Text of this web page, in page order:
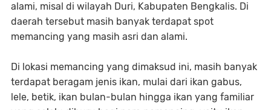
alami, misal di wilayah Duri, Kabupaten Bengkalis. Di
daerah tersebut masih banyak terdapat spot
memancing yang masih asri dan alami.
Di lokasi memancing yang dimaksud ini, masih banyak
terdapat beragam jenis ikan, mulai dari ikan gabus,
lele, betik, ikan bulan-bulan hingga ikan yang familiar